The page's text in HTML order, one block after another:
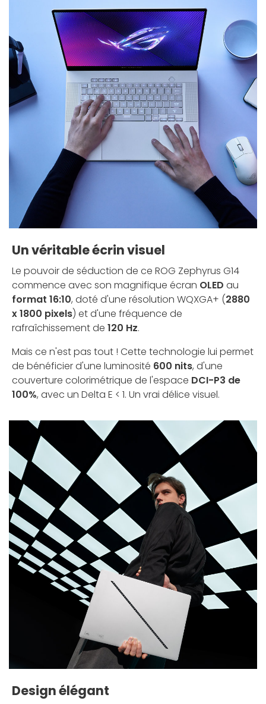
Un véritable écrin visuel
Le pouvoir de séduction de ce ROG Zephyrus G14
commence avec son magnifique écran OLED au
format 16:10, doté d'une résolution WQXGA+ (2880
x 1800 pixels) et d'une fréquence de
rafraîchissement de 120 Hz.
Mais ce n'est pas tout ! Cette technologie lui permet
de bénéficier d'une luminosité 600 nits, d'une
couverture colorimétrique de l'espace DCI-P3 de
100%, avec un Delta E < 1. Un vrai délice visuel.
Design élégant